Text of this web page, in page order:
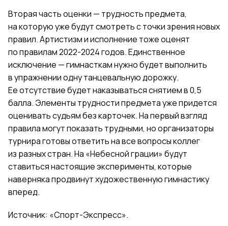
Вторая часть оценки — трудность предмета,
на которую уже будут смотреть с точки зрения новых
правил. Артистизм и исполнение тоже оценят
по правилам 2022-2024 годов. Единственное
исключение — гимнасткам нужно будет выполнить
в упражнении одну танцевальную дорожку.
Ее отсутствие будет наказываться снятием в 0,5
балла. Элементы трудности предмета уже придется
оценивать судьям без карточек. На первый взгляд
правила могут показать трудными, но организаторы
турнира готовы ответить на все вопросы коллег
из разных стран. На «Небесной грации» будут
ставиться настоящие эксперименты, которые
наверняка продвинут художественную гимнастику
вперед.
Источник: «Спорт-Экспресс».